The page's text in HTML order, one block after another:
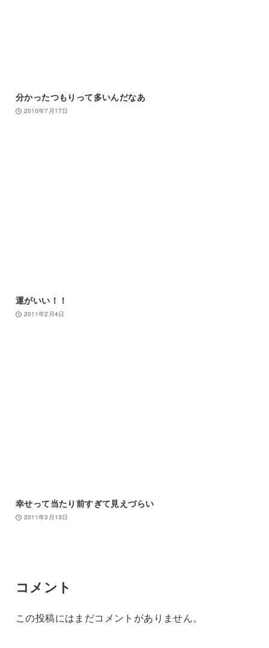
分かったつもりって多いんだなあ
2010年7月17日
運がいい！！
2011年2月4日
幸せって当たり前すぎて見えづらい
2011年3月13日
コメント
この投稿にはまだコメントがありません。